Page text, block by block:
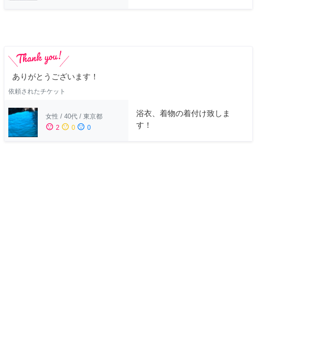
ありがとうございます！
依頼されたチケット
女性 / 40代 / 東京都
sentiment_satisfied 2 sentiment_neutral 0 sentiment_dissatisfied 0
浴衣、着物の着付け致しま
す！